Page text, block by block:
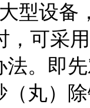
型设备
，可采
法。即
（丸）